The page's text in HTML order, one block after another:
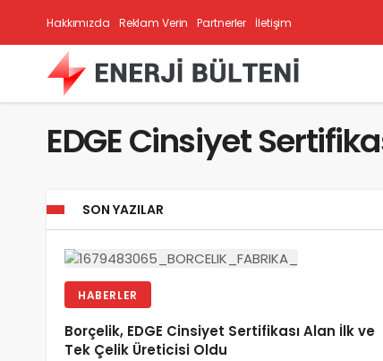
Hakkımızda Reklam Verin Partnerler İletişim
EDGE Cinsiyet
SON YAZILAR
HABERLER
Borçelik, EDGE Cinsiyet Sertifikası Alan İlk ve
Tek Çelik Üreticisi Oldu